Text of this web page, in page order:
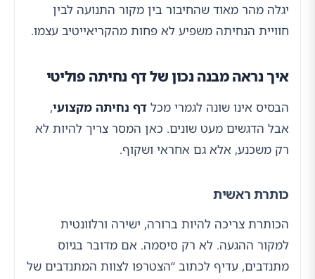
יגלה מהר מאוד שהחיבור בין מקור התנועה לבין
חוויית הנחיתה משפיע לא פחות מהקריאייטיב עצמו.
איך נראה מבנה נכון של דף נחיתה פוליטי
הבסיס אינו שונה לגמרי מכל דף נחיתה מקצועי,
אבל הדגשים מעט שונים. כאן המסר צריך להיות לא
רק משכנע, אלא גם אחראי ושקוף.
כותרת ראשית
הכותרת צריכה להיות ברורה, ישירה ורלוונטית
למקור ההגעה. לא רק סיסמה. אם מדובר בגיוס
מתנדבים, עדיף לכתוב “הצטרפו לצוות המתנדבים של